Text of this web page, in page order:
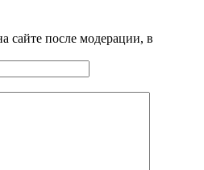
сайте после модерации, в